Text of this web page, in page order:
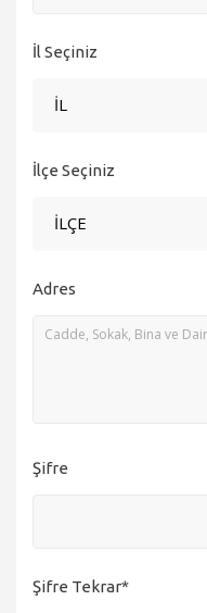
İl Seçiniz
İL
İlçe Seçiniz
İLÇE
Adres
Şifre
Şifre Tekrar*